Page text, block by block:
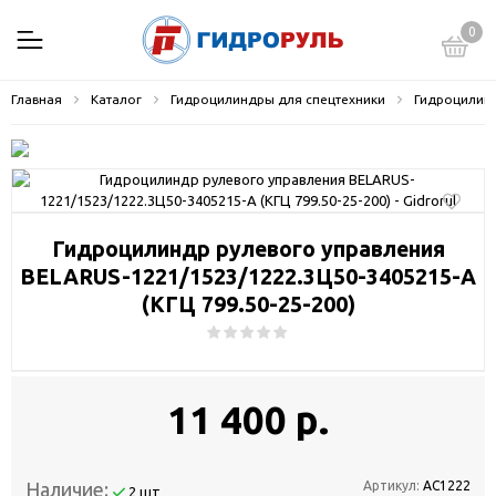
0
Главная Каталог Гидроцилиндры для спецтехники
Гидроцилиндр рулевого управления
BELARUS-1221/1523/1222.3Ц50-3405215-А
(КГЦ 799.50-25-200)
11 400 р.
Наличие: 2 шт Артикул: АС1222